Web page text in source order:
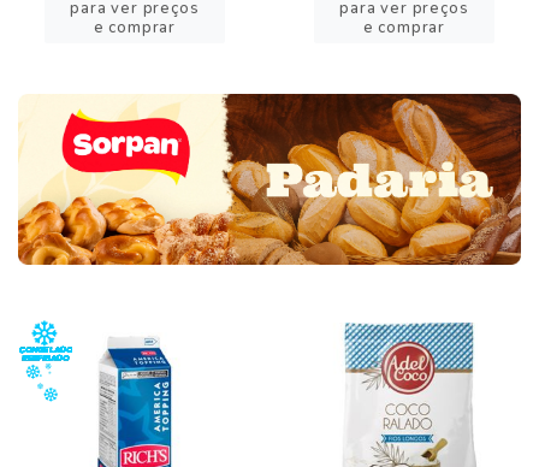
para ver preços
e comprar
para ver preços
e comprar